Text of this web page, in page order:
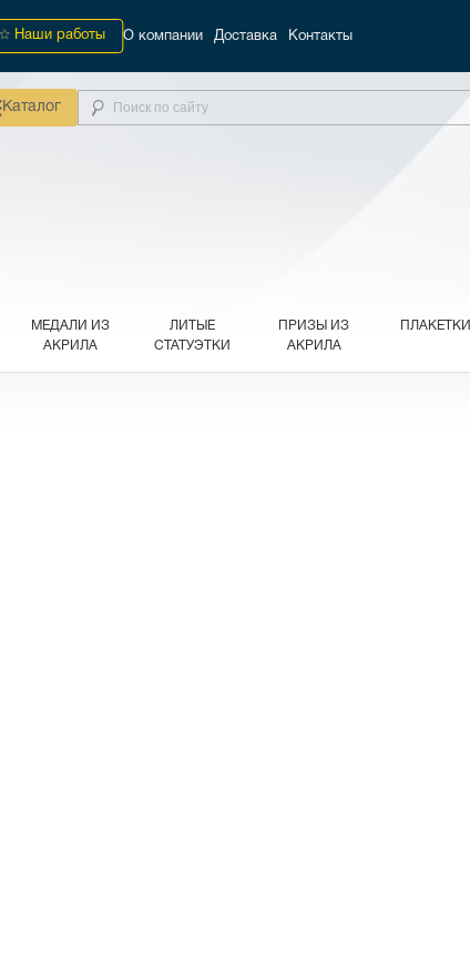
Наши работы О компании Доставка Контакты
Каталог
МЕДАЛИ ИЗ
АКРИЛА
ЛИТЫЕ
СТАТУЭТКИ
ПРИЗЫ ИЗ
АКРИЛА
ПЛАКЕТКИ